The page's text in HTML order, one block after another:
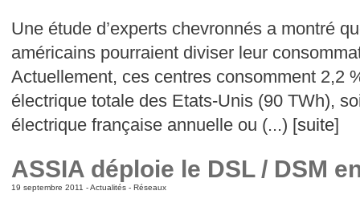
Une étude d’experts chevronnés a montré
américains pourraient diviser leur
Actuellement, ces centres consomment 2,2
électrique totale des Etats-Unis (90 TWh),
électrique française annuelle ou (...) [suite]
ASSIA déploie le DSL / DSM
19 septembre 2011 -Actualités- Réseaux